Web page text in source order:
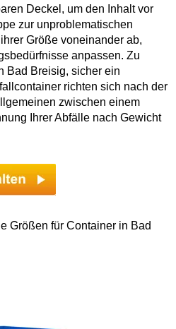
Deckel, um den Inhalt vor
zur unproblematischen
Größe voneinander ab,
anpassen. Zu
Bad Breisig, sicher ein
richten sich nach der
zwischen einem
Ihrer Abfälle nach Gewicht
Größen für Container in Bad